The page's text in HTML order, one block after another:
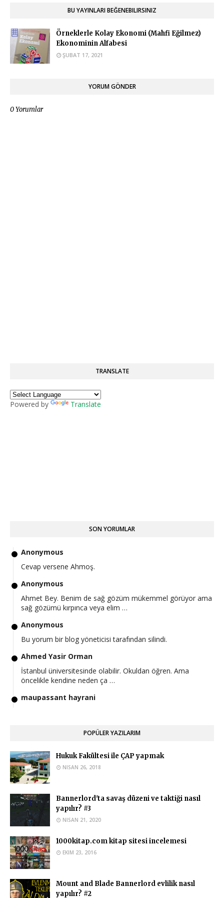
BU YAYINLARI BEĞENEBILIRSINIZ
Örneklerle Kolay Ekonomi (Mahfi Eğilmez)
Ekonominin Alfabesi
ŞUBAT 17, 2021
YORUM GÖNDER
0 Yorumlar
TRANSLATE
Powered by Translate
SON YORUMLAR
Anonymous
Cevap versene Ahmoş.
Anonymous
Ahmet Bey. Benim de sağ gözüm mükemmel görüyor ama
sağ gözümü kırpınca veya elim …
Anonymous
Bu yorum bir blog yöneticisi tarafından silindi.
Ahmed Yasir Orman
İstanbul üniversitesinde olabilir. Okuldan öğren. Ama
öncelikle kendine neden ça …
maupassant hayrani
Ahmed Yasir Orman
Eğer okuduğunuz üniversite buna müsaade ediyorsa
yapabilirsiniz.
Anonymous
Hukuk okuyan biri islam iktisadi ve finans bölümünde çap
yapabilir mi?
Ahmed Yasir Orman
Evet bu durumda çift anadal yapamazsınız. Ayrıca bundan
sonra Hukuk okumanızı ta …
Anonymous
Yönetimi yazmak istiyorum …
POPÜLER YAZILARIM
Hukuk Fakültesi ile ÇAP yapmak
NISAN 26, 2018
Bannerlord'ta savaş düzeni ve taktiği nasıl
yapılır? #3
NISAN 21, 2020
1000kitap.com kitap sitesi incelemesi
EKIM 23, 2016
Mount and Blade Bannerlord evlilik nasıl
yapılır? #2